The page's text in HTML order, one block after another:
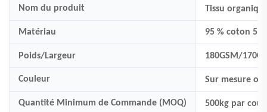
Nom du produit Tissu
Matériau 95 % coton 5
Poids/Largeur 180GSM/
Couleur Sur mesure ou
Quantité Minimum de Commande (MOQ) 500kg par